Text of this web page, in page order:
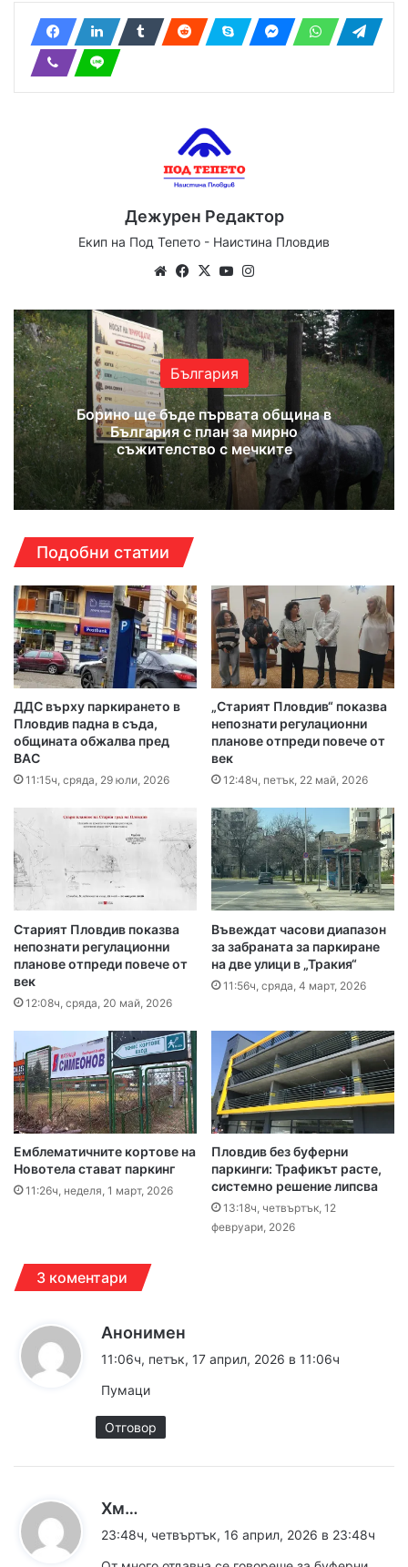
Дежурен Редактор
Екип на Под Тепето - Наистина Пловдив
WebsiteFacebook
X YouTube
България
Борино ще бъде първата община в
България с план за мирно
съжителство с мечките
Подобни статии
ДДС върху паркирането в
Пловдив падна в съда,
общината обжалва пред
ВАС
11:15ч, сряда, 29 юли, 2026
„Старият Пловдив“ показва
непознати регулационни
планове отпреди повече от
век
12:48ч, петък, 22 май, 2026
Старият Пловдив показва
непознати регулационни
планове отпреди повече от
век
12:08ч, сряда, 20 май, 2026
Въвеждат часови диапазон
за забраната за паркиране
на две улици в „Тракия“
11:56ч, сряда, 4 март, 2026
Eмблематичните кортове на
Новотела стават паркинг
11:26ч, неделя, 1 март, 2026
Пловдив без буферни
паркинги: Трафикът расте,
системно решение липсва
13:18ч, четвъртък, 12
февруари, 2026
3 коментари
Анонимен
11:06ч, петък, 17 април, 2026 в 11:06ч
Пумаци
Отговор
Хм…
23:48ч, четвъртък, 16 април, 2026 в 23:48ч